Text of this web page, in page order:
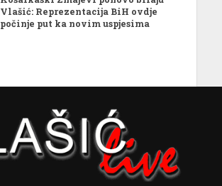
Vlašić: Reprezentacija BiH ovdje
počinje put ka novim uspjesima